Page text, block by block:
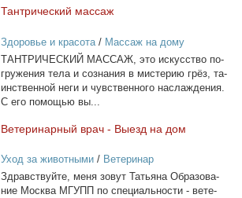
Тан­три­че­ский мас­саж
Здоровье и красота/ Массаж на дому
ТАНТРИЧЕСКИЙ МАССАЖ, это ис­кус­ство по­
гру­же­ния те­ла и со­зна­ния в ми­сте­рию грёз, та­
ин­ствен­ной неги и чув­ствен­но­го на­сла­жде­ния.
С его по­мо­щью вы...
Ве­те­ри­нар­ный врач - Вы­езд на дом
Уход за животными/ Ветеринар
Здрав­ствуй­те, ме­ня зо­вут Та­тья­на Об­ра­зо­ва­
ние Москва МГУПП по спе­ци­аль­но­сти - ве­те­